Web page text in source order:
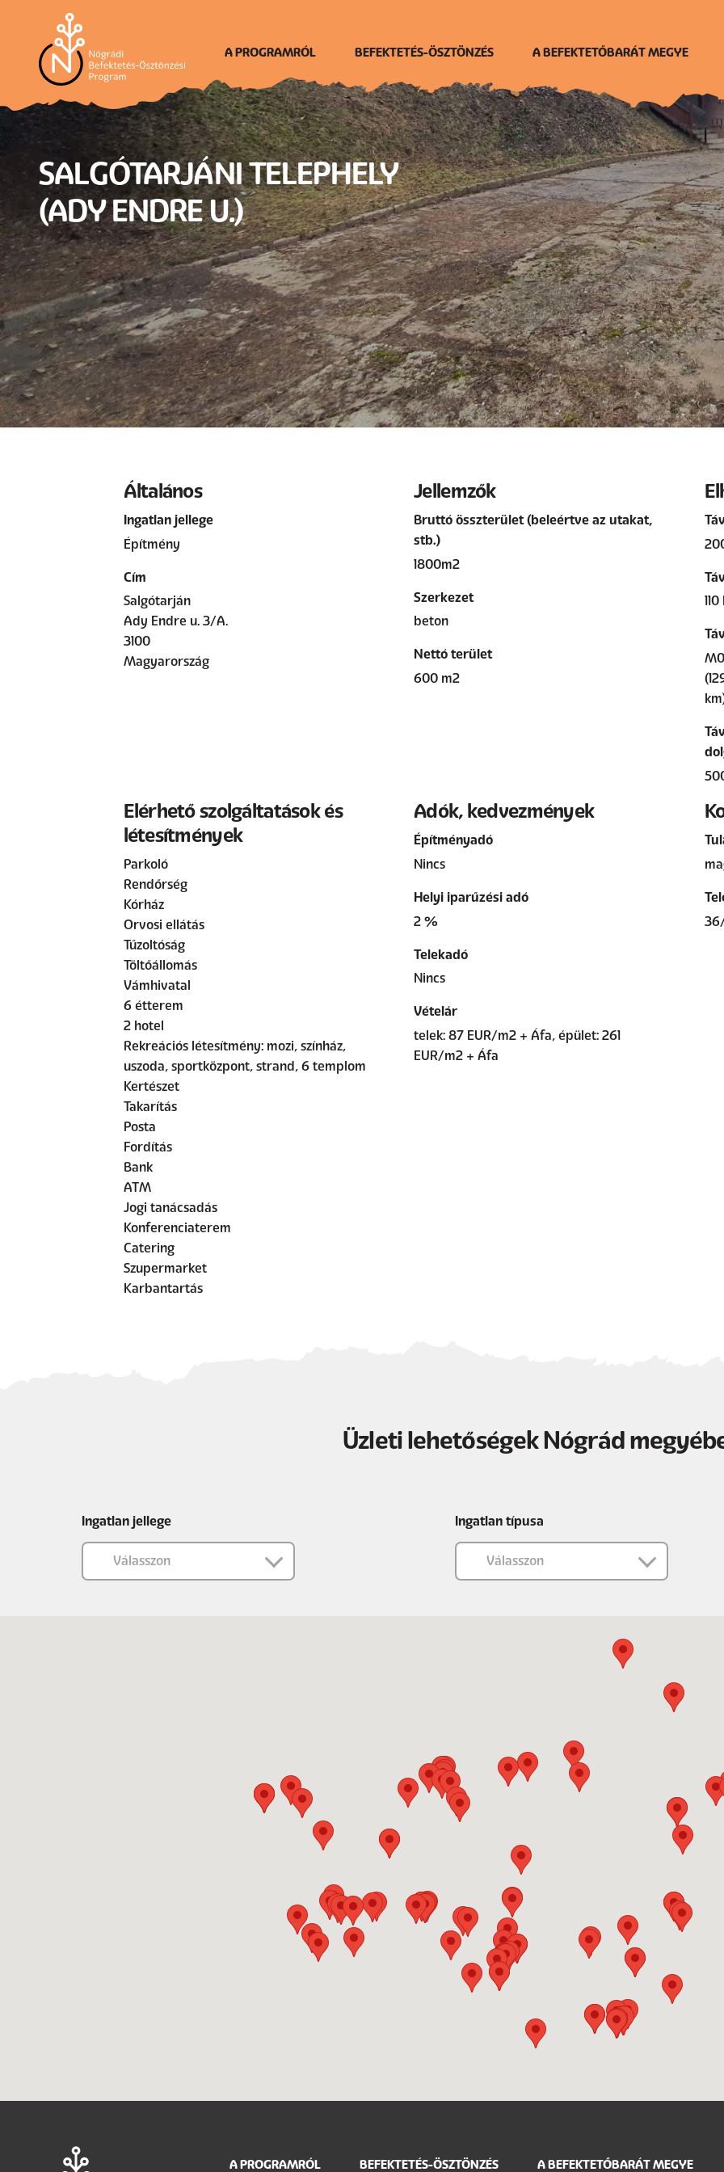
tartalomra
Én vagyok Nógrád
A PROGRAMRÓL BEFEKTETÉS-ÖSZTÖNZÉS A BEFEKTETŐBARÁT MEGYE
SALGÓTARJÁNI TELEPHELY
(ADY ENDRE U.)
Általános
Ingatlan jellege
Építmény
Cím
Salgótarján
Ady Endre u. 3/A.
3100
Magyarország
Jellemzők
Bruttó összterület (beleértve az utakat,
stb.)
1800m2
Szerkezet
beton
Nettó terület
600 m2
Elérhető szolgáltatások és
létesítmények
Parkoló
Rendőrség
Kórház
Orvosi ellátás
Tűzoltóság
Töltőállomás
Vámhivatal
6 étterem
2 hotel
Rekreációs létesítmény: mozi, színház,
uszoda, sportközpont, strand, 6 templom
Kertészet
Takarítás
Posta
Fordítás
Bank
ATM
Jogi tanácsadás
Konferenciaterem
Catering
Szupermarket
Karbantartás
Adók, kedvezmények
Építményadó
Nincs
Helyi iparűzési adó
2 %
Telekadó
Nincs
Vételár
telek: 87 EUR/m2 + Áfa, épület: 261
EUR/m2 + Áfa
Üzleti lehetőségek Nógrád
Ingatlan jellege Ingatlan típusa
A PROGRAMRÓL BEFEKTETÉS-ÖSZTÖNZÉS A BEFEKTETŐBARÁT MEGYE